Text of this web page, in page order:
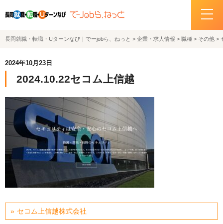
ホーム
企業・求人情報
サポートデスクの紹介
お問い合わせ
関連機関リンク
プライバシーポリシー
長岡就職・転職・Uターンなび｜でーjobら、ねっと > 企業・求人情報 > 職種 > その他 >
2024年10月23日
2024.10.22セコム上信越
セコム上信越株式会社